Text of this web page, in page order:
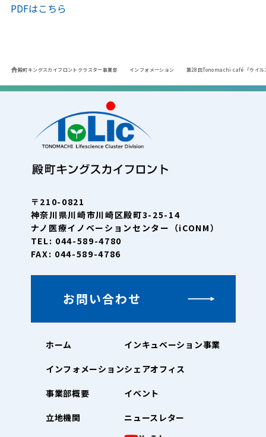
PDFはこちら
殿町キングスカイフロントクラスター事業部 インフォメーション 第28回Tonomachi café「ウイル
〒210-0821
神奈川県川崎市川崎区殿町3-25-14
ナノ医療イノベーションセンター（iCONM）
TEL: 044-589-4780
FAX: 044-589-4786
お問い合わせ
ホーム
インフォメーション
事業部概要
立地機関
インキュベーション事業
シェアオフィス
イベント
ニュースレター